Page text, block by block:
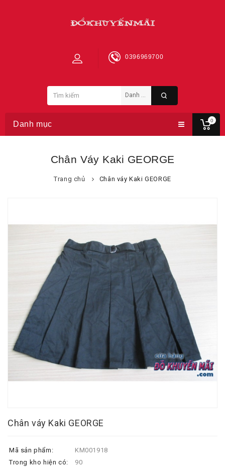
0
0396969700
Danh mục
Chân Váy Kaki GEORGE
Trang chủ Chân váy Kaki GEORGE
Chân váy Kaki GEORGE
Mã sản phẩm:
KM001918
Trong kho hiện có:
90